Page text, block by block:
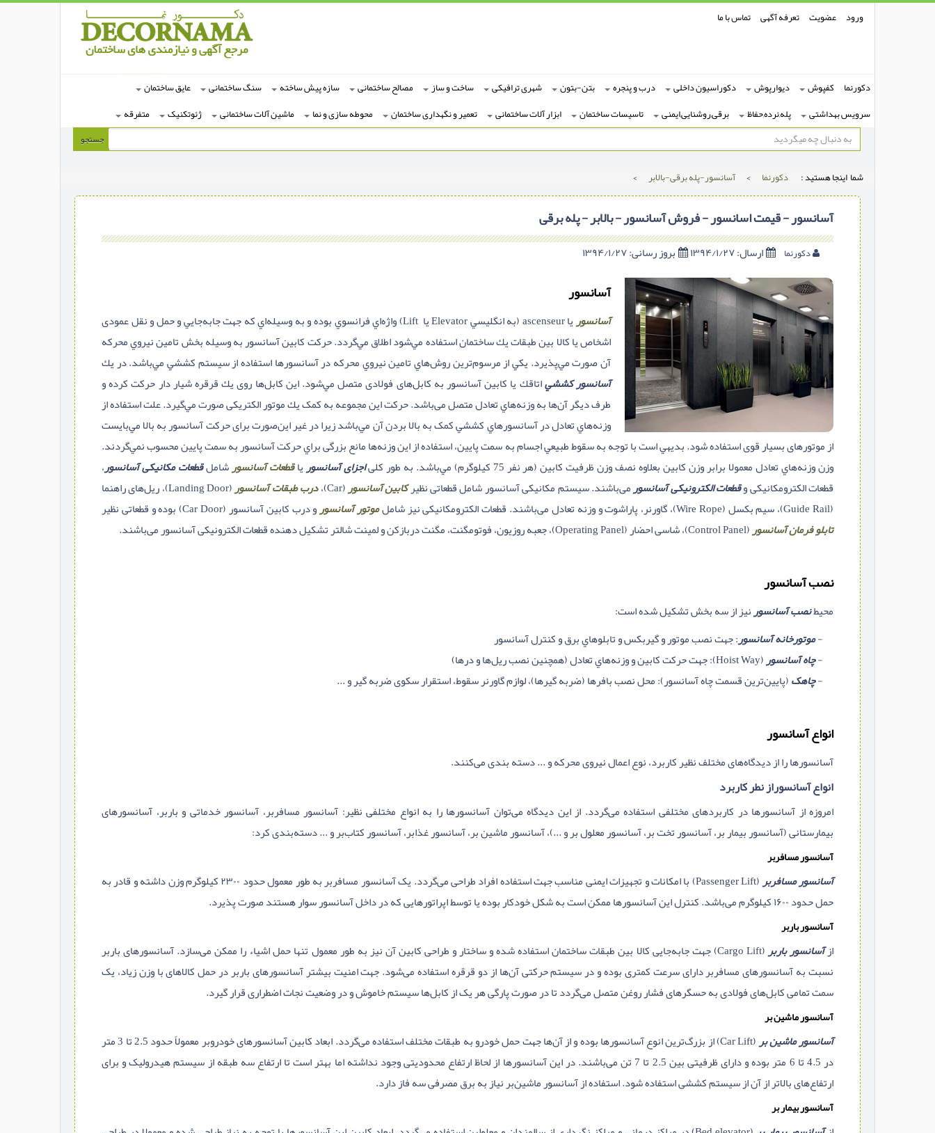
ورود عضویت تعرفه آگهی تماس با ما
دکورنما کفپوش دیوارپوش دکوراسیون داخلی درب و پنجره بتن-بتون شهری ترافیکی ساخت و ساز مصالح ساختمانی سازه پیش ساخته سنگ ساختمانی
عایق ساختمان
سرویس بهداشتی
پله,نرده,حفاظ برقی,روشنایی,ایمنی تاسیسات ساختمان ابزار آلات ساختمانی تعمیر و نگهداری ساختمان محوطه سازی و نما ماشین آلات ساختمانی ژئوتکنیک متفرقه
جستجو
شما اینجا هستید : دکورنما > آسانسور-پله برقی-بالابر >
آسانسور - قیمت اسانسور - فروش آسانسور - بالابر - پله برقی
دکورنما ارسال:۱۳۹۴/۱/۲۷ بروز رسانی:
آسانسور
آسانسور
يا ascenseur (به انگليسي Elevator يا Lift) واژه‌اي فرانسوي بوده و به وسيله‌اي كه جهت جابه‌جايي و حمل و نقل عمودی
اشخاص يا کالا بین طبقات يك ساختمان استفاده مي‌شود اطلاق مي‌گردد. حركت كابين آسانسور به وسيله بخش تامين نيروي محركه
آن صورت مي‌پذيرد. يكي از مرسوم‌ترين روش‌هاي تامين نيروي محركه در آسانسورها استفاده از سيستم كششي مي‌باشد. در يك
آسانسور كششياتاقك يا كابين آسانسور به کابل‌های فولادی متصل مي‌شود. این کابل‌ها روی يك قرقره شیار دار حرکت كرده و
طرف دیگر آن‌ها به وزنه‌هاي تعادل متصل می‌باشد. حركت اين مجموعه به کمک يك موتور الکتریکی صورت مي‌گيرد. علت استفاده از
وزنه‌هاي تعادل در آسانسورهاي كششي کمک به بالا بردن آن مي‌باشد زيرا در غیر این‌صورت برای حركت آسانسور به بالا مي‌بايست
از موتورهای بسیار قوی استفاده شود. بديهي است با توجه به سقوط طبيعي اجسام به سمت پايين، استفاده از اين وزنه‌ها مانع بزرگی براي حرکت آسانسور به سمت پايين محسوب نمي‌گردند.
وزن وزنه‌هاي تعادل معمولا برابر وزن کابین بعلاوه نصف وزن ظرفیت کابین (هر نفر 75 کیلوگرم) مي‌باشد. به طور کلی
اجزای آسانسوریاقطعات آسانسورشاملقطعات مکانیکی آسانسور،
قطعات الکترومکانیکی وقطعات الکترونیکی آسانسورمی‌باشند. سیستم مکانیکی آسانسور شامل قطعاتی نظیرکابین آسانسور(Car)، درب طبقات آسانسور
(Landing Door)، ریل‌های راهنما
(Guide Rail)، سیم بکسل (Wire Rope)، گاورنر، پاراشوت و وزنه تعادل می‌باشند. قطعات الکترومکانیکی نیز شامل
موتور آسانسورو درب کابین آسانسور (Car Door) بوده و قطعاتی نظیر
تابلو فرمان آسانسور(Control Panel)، شاسی احضار (Operating Panel)، جعبه روزیون، فوتومگنت، مگنت دربازکن و لمینت شالتر تشکیل دهنده قطعات الکترونیکی آسانسور می‌باشند.
نصب آسانسور
محيطنصب آسانسورنیز از سه بخش تشکیل شده است:
-موتورخانه آسانسور: جهت نصب موتور و گیربکس و تابلوهاي برق و کنترل آسانسور
-چاه آسانسور(Hoist Way): جهت حرکت کابین و وزنه‌هاي تعادل (همچنین نصب ریل‌ها و درها)
-چاهک(پایین‌ترین قسمت چاه آسانسور): محل نصب بافرها (ضربه گیرها)، لوازم گاورنر سقوط، استقرار سکوی ضربه گیر و ...
انواع آسانسور
آسانسورها را از دیدگاه‌های مختلف نظیر کاربرد، نوع اعمال نیروی محرکه و ... دسته بندی می‌کنند.
انواع آسانسوراز نطر كاربرد
امروزه از آسانسورها در کاربردهای مختلفی استفاده می‌گردد. از این دیدگاه می‌توان آسانسورها را به انواع مختلفی نظیر: آسانسور مسافربر، آسانسور خدماتی و باربر، آسانسورهای
بیمارستانی (آسانسور بیمار بر، آسانسور تخت‌ بر، آسانسور معلول‌ بر و ...)، آسانسور ماشین‌ بر، آسانسور غذابر، آسانسور کتاب‌بر و ... دسته‌بندی کرد:
آسانسور مسافربر
آسانسور مسافربر
(Passenger Lift) با امکانات و تجهیزات ایمنی مناسب جهت استفاده افراد طراحی می‌گردد. یک آسانسور مسافربر به طور معمول حدود ۲۳۰۰ کیلوگرم وزن داشته و قادر به
حمل حدود ۱۶۰۰ کیلوگرم می‌باشد. کنترل این آسانسورها ممکن است به شکل خودکار بوده یا توسط اپراتورهایی که در داخل آسانسور سوار هستند صورت پذیرد.
آسانسور باربر
ازآسانسور باربر
(Cargo Lift) جهت جابه‌جایی کالا بین طبقات ساختمان استفاده شده و ساختار و طراحی کابین آن‌ نیز به طور معمول تنها حمل اشیاء را ممکن می‌سازد. آسانسورهای باربر
نسبت به آسانسورهای مسافربر دارای سرعت کمتری بوده و در سیستم حرکتی آن‌ها از دو قرقره استفاده می‌شود. جهت امنیت بیشتر آسانسورهای باربر در حمل کالاهای با وزن زیاد، یک
سمت تمامی کابل‌های فولادی به حسگرهای فشار روغن متصل می‌گردد تا در صورت پارگی هر یک از کابل‌ها سیستم خاموش و در وضعیت نجات اضطراری قرار گیرد.
آسانسور ماشین بر
آسانسور ماشین بر
(Car Lift) از بزرگ‌ترین انوع آسانسورها بوده و از آن‌ها جهت حمل خودرو به طبقات مختلف استفاده می‌گردد. ابعاد کابین آسانسورهای خودروبر معمولاً حدود 2.5 تا 3 متر
در 4.5 تا 6 متر بوده و دارای ظرفیتی بین 2.5 تا 7 تن می‌باشند. در این آسانسورها از لحاظ ارتفاع محدودیتی وجود نداشته اما بهتر است تا ارتفاع سه طبقه از سیستم هیدرولیک و برای
ارتفاع‌های بالاتر از آن از سیستم کششی استفاده شود. استفاده از آسانسور ماشین‌بر نیاز به برق مصرفی سه فاز دارد.
آسانسور بیمار بر